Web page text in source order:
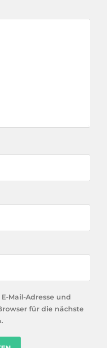
Mail-Adresse und
für die nächste